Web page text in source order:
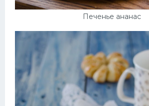
Печенье ананас